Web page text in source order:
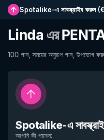
Spotalike-এ সাবস্ক্রাইব করুন(
Linda এর
100 গান, সময়ের অনুরূপ গান, উপভোগ
Spotalike-এ
আপনি কী পাবেন: